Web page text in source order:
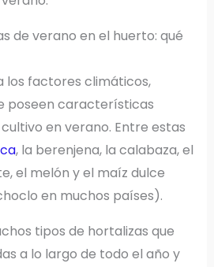
de verano en el huerto: qué
los factores climáticos,
poseen características
en verano. Entre estas
, la berenjena, la calabaza, el
el melón y el maíz dulce
en muchos países).
tipos de hortalizas que
a lo largo de todo el año y